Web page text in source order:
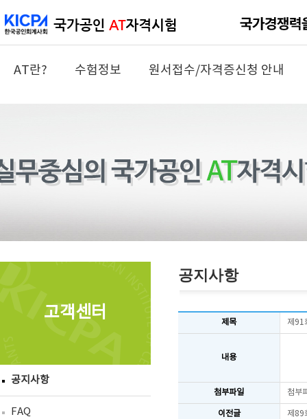
AT란? 수험정보 원서접수/자격증신청 안내
고객센터
공지사항
FAQ
공지사항
제목 제91
내용
첨부파일 첨부
이전글 제89